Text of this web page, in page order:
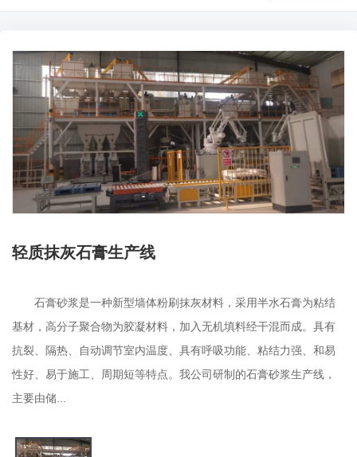
轻质抹灰石膏生产线
石膏砂浆是一种新型墙体粉刷抹灰材料，采用半水石膏为粘结
基材，高分子聚合物为胶凝材料，加入无机填料经干混而成。具有
抗裂、隔热、自动调节室内温度、具有呼吸功能、粘结力强、和易
性好、易于施工、周期短等特点。我公司研制的石膏砂浆生产线，
主要由储...